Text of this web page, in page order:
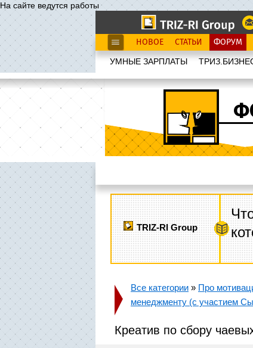
На сайте ведутся работы
НОВОЕ СТАТЬИ ФОРУМ
УМНЫЕ ЗАРПЛАТЫ
TRIZ-RI Group
Все категории » Про
менеджменту (с участием
Креатив по сбору